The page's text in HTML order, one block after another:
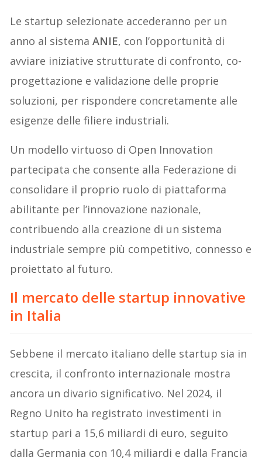
Le startup selezionate accederanno per un
anno al sistemaANIE, con l’opportunità di
avviare iniziative strutturate di confronto, co-
progettazione e validazione delle proprie
soluzioni, per rispondere concretamente alle
esigenze delle filiere industriali.
Un modello virtuoso di Open Innovation
partecipata che consente alla Federazione di
consolidare il proprio ruolo di piattaforma
abilitante per l’innovazione nazionale,
contribuendo alla creazione di un sistema
industriale sempre più competitivo, connesso e
proiettato al futuro.
Il mercato delle startup innovative
in Italia
Sebbene il mercato italiano delle startup sia in
crescita, il confronto internazionale mostra
ancora un divario significativo. Nel 2024, il
Regno Unito ha registrato investimenti in
startup pari a 15,6 miliardi di euro, seguito
dalla Germania con 10,4 miliardi e dalla Francia